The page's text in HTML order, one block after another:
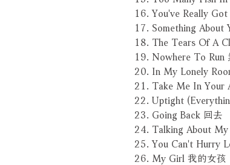
16. You've Really
17. Something About
18. The Tears Of A
19. Nowhere To Run
20. In My Lonely
21. Take Me In Your
22. Uptight
23. Going Back 回去
24. Talking About My
25. You Can't Hurry
26. My Girl 我的女孩